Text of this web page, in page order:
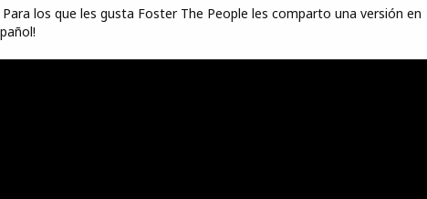
Para los que les gusta Foster The People les comparto una versión en